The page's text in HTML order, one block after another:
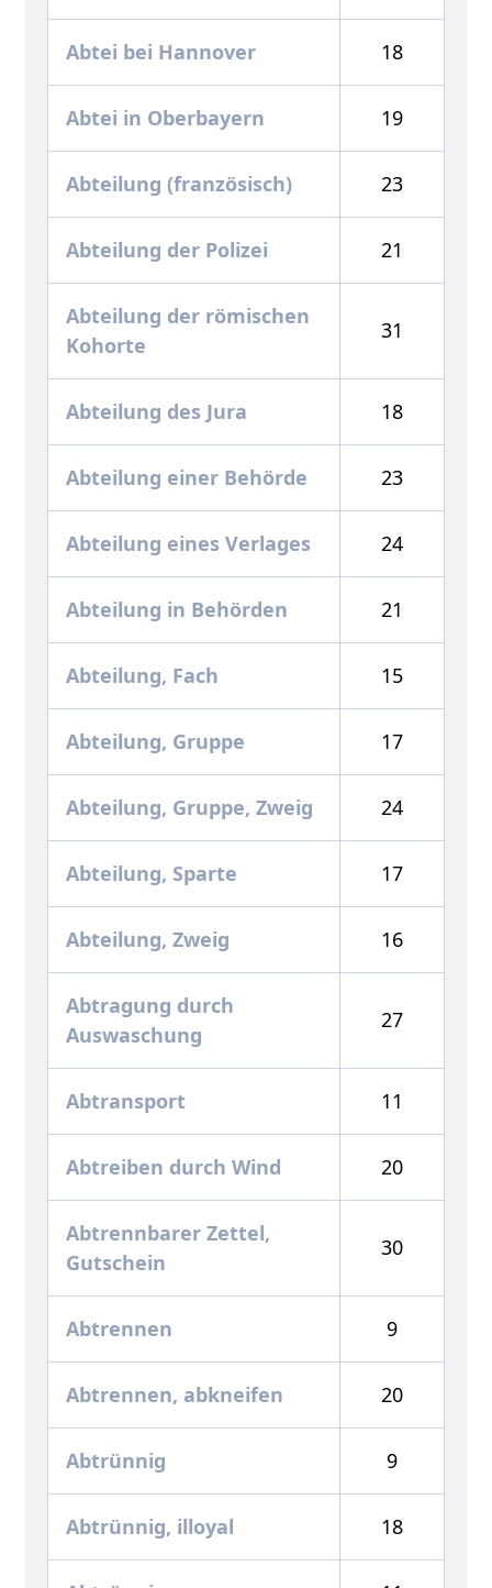
Abtei bei Hannover 18
Abtei in Oberbayern 19
Abteilung (französisch) 23
Abteilung der Polizei 21
Abteilung der römischen
Kohorte
31
Abteilung des Jura 18
Abteilung einer Behörde 23
Abteilung eines Verlages 24
Abteilung in Behörden 21
Abteilung, Fach 15
Abteilung, Gruppe 17
Abteilung, Gruppe, Zweig 24
Abteilung, Sparte 17
Abteilung, Zweig 16
Abtragung durch
Auswaschung
27
Abtransport 11
Abtreiben durch Wind 20
Abtrennbarer Zettel,
Gutschein
30
Abtrennen 9
Abtrennen, abkneifen 20
Abtrünnig 9
Abtrünnig, illoyal 18